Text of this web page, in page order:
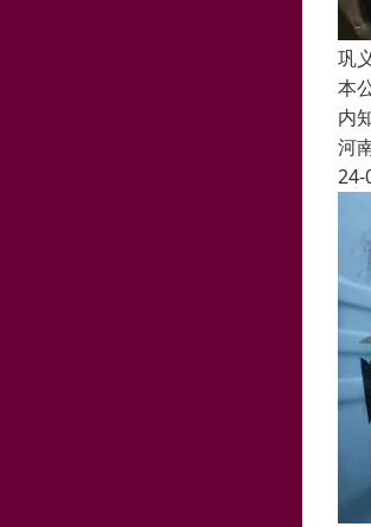
巩
本
内
河
24-